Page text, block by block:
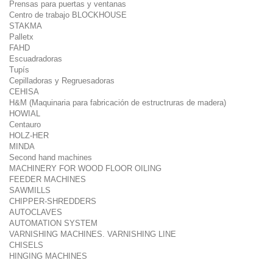
Prensas para puertas y ventanas
Centro de trabajo BLOCKHOUSE
STAKMA
Palletx
FAHD
Escuadradoras
Tupís
Cepilladoras y Regruesadoras
CEHISA
H&M (Maquinaria para fabricación de estructruras de madera)
HOWIAL
Centauro
HOLZ-HER
MINDA
Second hand machines
MACHINERY FOR WOOD FLOOR OILING
FEEDER MACHINES
SAWMILLS
CHIPPER-SHREDDERS
AUTOCLAVES
AUTOMATION SYSTEM
VARNISHING MACHINES. VARNISHING LINE
CHISELS
HINGING MACHINES